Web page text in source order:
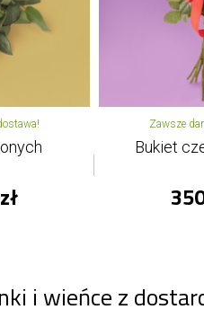
Zawsze
Bukiet
i wieńce z